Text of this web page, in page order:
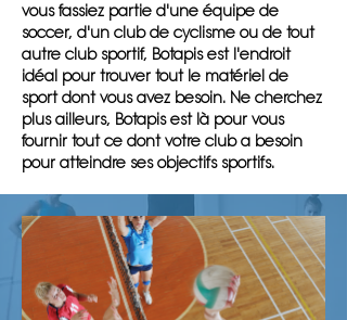
vous fassiez partie d'une équipe de
soccer, d'un club de cyclisme ou de tout
autre club sportif, Botapis est l'endroit
idéal pour trouver tout le matériel de
sport dont vous avez besoin. Ne cherchez
plus ailleurs, Botapis est là pour vous
fournir tout ce dont votre club a besoin
pour atteindre ses objectifs sportifs.